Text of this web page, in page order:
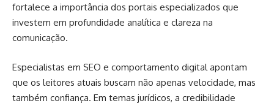
fortalece a importância dos portais especializados que
investem em profundidade analítica e clareza na
comunicação.
Especialistas em SEO e comportamento digital apontam
que os leitores atuais buscam não apenas velocidade, mas
também confiança. Em temas jurídicos, a credibilidade